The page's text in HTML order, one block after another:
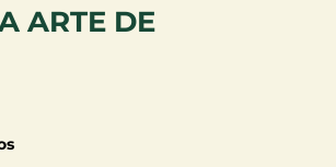
ARTE DE